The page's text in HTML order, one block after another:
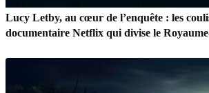
Lucy Letby, au cœur de l’enquête : les
documentaire Netflix qui divise le